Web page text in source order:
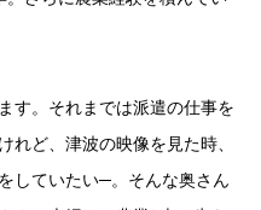
さらに農業経験を積んでい
す。それまでは派遣の仕事を
れど、津波の映像を見た時、